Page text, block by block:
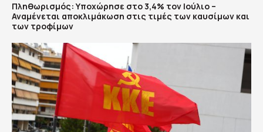
Πληθωρισμός: Υποχώρησε στο 3,4% τον Ιούλιο –
Αναμένεται αποκλιμάκωση στις τιμές των καυσίμων και
των τροφίμων